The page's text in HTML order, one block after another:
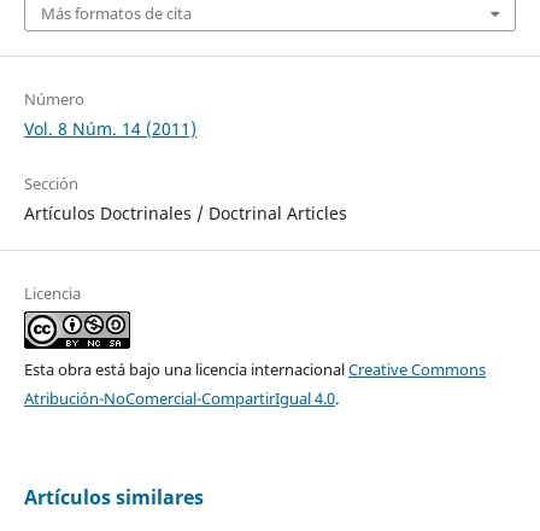
Más formatos de cita
Número
Vol. 8 Núm. 14 (2011)
Sección
Artículos Doctrinales / Doctrinal Articles
Licencia
Esta obra está bajo una licencia internacionalCreative Commons
Atribución-NoComercial-CompartirIgual 4.0.
Artículos similares